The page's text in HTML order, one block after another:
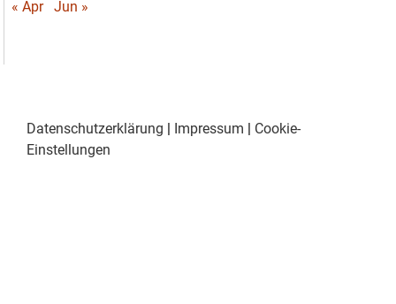
« Apr
Jun »
Datenschutzerklärung | Impressum | Cookie-
Einstellungen